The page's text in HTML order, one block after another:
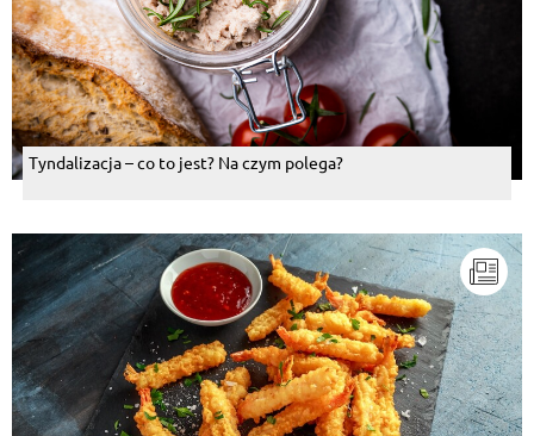
Tyndalizacja – co to jest? Na czym polega?